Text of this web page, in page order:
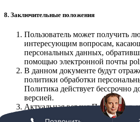
8. Заключительные положения
Пользователь может получить
интересующим вопросам,
персональных данных,
помощью электронной почты
В данном документе будут
политики обработки
Политика действует бессрочно
версией.
Актуальная версия Политики в
расположена в сети Интернет по